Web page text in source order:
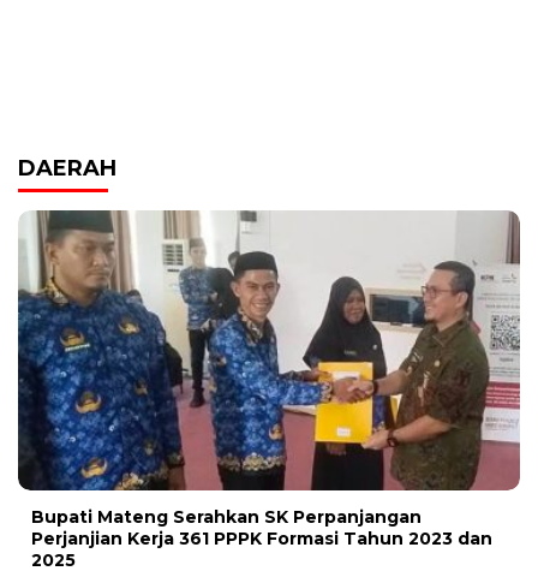
DAERAH
Bupati Mateng Serahkan SK Perpanjangan
Perjanjian Kerja 361 PPPK Formasi Tahun 2023 dan
2025